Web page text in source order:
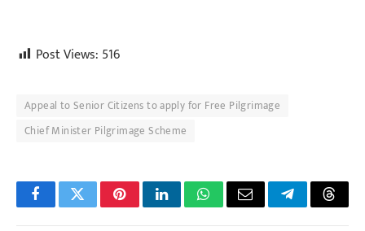
Post Views: 516
Appeal to Senior Citizens to apply for Free Pilgrimage
Chief Minister Pilgrimage Scheme
FacebookTwitterPinterestLinkedInWhatsApp
Email Telegram